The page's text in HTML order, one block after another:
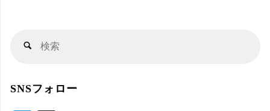
検
SNSフォロー